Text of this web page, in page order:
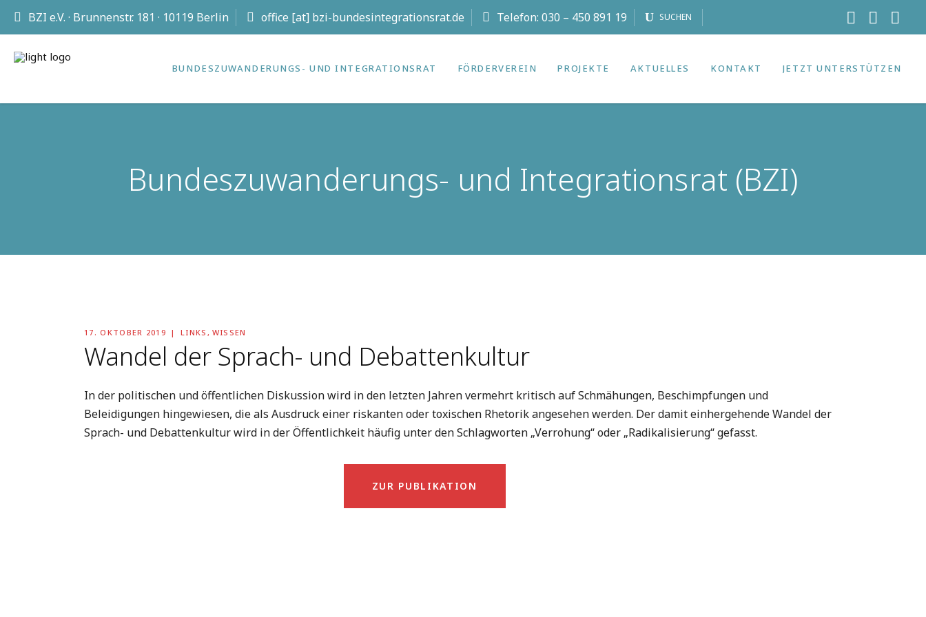
BZI e.V. · Brunnenstr. 181 · 10119 Berlin office [at] bzi-bundesintegrationsrat.de Telefon: 030 – 450 891 19 SUCHEN
BUNDES­ZUWANDERUNGS- UND INTEGRATIONS­RAT FÖRDERVEREIN PROJEKTE AKTUELLES KONTAKT JETZT UNTERSTÜTZEN
Bundeszuwanderungs- und Integrationsrat (BZI)
17. OKTOBER 2019 LINKS , WISSEN
Wandel der Sprach- und Debattenkultur
In der politischen und öffentlichen Diskussion wird in den letzten Jahren vermehrt kritisch auf Schmähungen, Beschimpfungen und
Beleidigungen hingewiesen, die als Ausdruck einer riskanten oder toxischen Rhetorik angesehen werden. Der damit einhergehende Wandel der
Sprach- und Debattenkultur wird in der Öffentlichkeit häufig unter den Schlagworten „Verrohung“ oder „Radikalisierung“ gefasst.
ZUR PUBLIKATION